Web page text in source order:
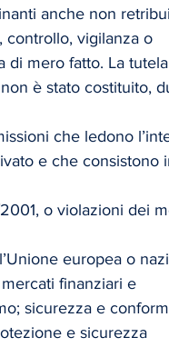
anche non
controllo, vigilanza o
di mero fatto. La
è stato costituito,
che ledono
e che consistono
o violazioni dei
europea o
finanziari e
sicurezza e
e sicurezza